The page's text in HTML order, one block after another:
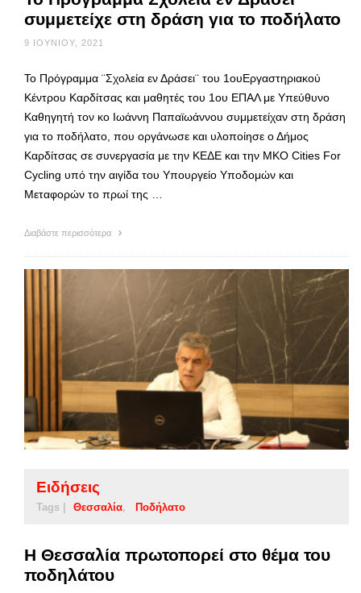
συμμετείχε στη δράση για το ποδήλατο
9 ΙΟΥΝΊΟΥ, 2021
Το Πρόγραμμα ¨Σχολεία εν Δράσει¨ του 1ουΕργαστηριακού
Κέντρου Καρδίτσας και μαθητές του 1ου ΕΠΑΛ με Υπεύθυνο
Καθηγητή τον κο Ιωάννη Παπαϊωάννου συμμετείχαν στη δράση
για το ποδήλατο, που οργάνωσε και υλοποίησε ο Δήμος
Καρδίτσας σε συνεργασία με την ΚΕΔΕ και την ΜΚΟ Cities For
Cycling υπό την αιγίδα του Υπουργείο Υποδομών και
Μεταφορών το πρωί της …
Διαβάστε περισσότερα
Ειδήσεις
Tags | Θεσσαλία Ποδήλατο
Η Θεσσαλία πρωτοπορεί στο θέμα του
ποδηλάτου